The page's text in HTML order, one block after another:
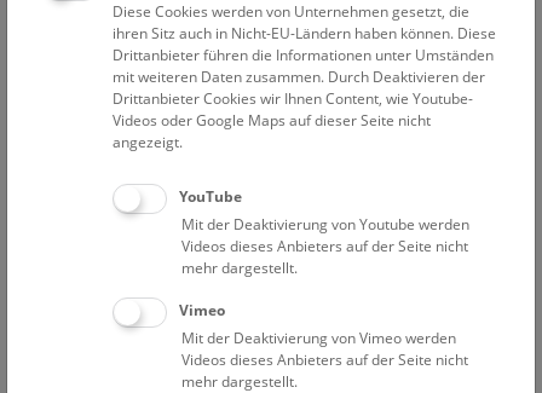
Antimonitkristall (31,5 cm lang) von der Ichinokawa Mine, Shikoku,
Japan (II/102). Inv.-Nr. D 239.
Diese Cookies werden von Unternehmen gesetzt, die
ihren Sitz auch in Nicht-EU-Ländern haben können. Diese
Drittanbieter führen die Informationen unter Umständen
mit weiteren Daten zusammen. Durch Deaktivieren der
Drittanbieter Cookies wir Ihnen Content, wie Youtube-
Videos oder Google Maps auf dieser Seite nicht
angezeigt.
YouTube
Mit der Deaktivierung von Youtube werden
Videos dieses Anbieters auf der Seite nicht
mehr dargestellt.
Vimeo
Mit der Deaktivierung von Vimeo werden
Videos dieses Anbieters auf der Seite nicht
mehr dargestellt.